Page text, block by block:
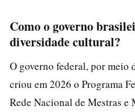
Como o governo
diversidade cultural?
O governo federal, por
criou em 2026 o Programa
Rede Nacional de Mestras e